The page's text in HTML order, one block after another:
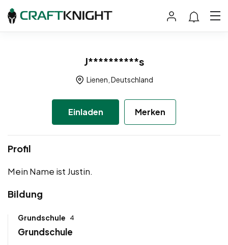
J**********s
Lienen, Deutschland
Einladen Merken
Profil
Mein Name ist Justin.
Bildung
Grundschule 4
Grundschule